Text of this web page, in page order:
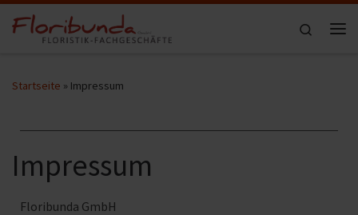
Zum Inhalt springen
Search
Startseite » Impressum
Impressum
Floribunda GmbH